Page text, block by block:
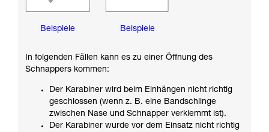
Beispiele Beispiele
In folgenden Fällen kann es zu einer Öffnung des
Schnappers kommen:
Der Karabiner wird beim Einhängen nicht richtig
geschlossen (wenn z. B. eine Bandschlinge
zwischen Nase und Schnapper verklemmt ist).
Der Karabiner wurde vor dem Einsatz nicht richtig